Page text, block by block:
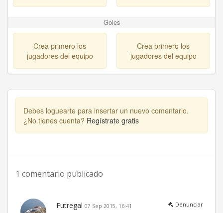
Goles
Crea primero los
jugadores del equipo
Crea primero los
jugadores del equipo
Debes loguearte para insertar un nuevo comentario.
¿No tienes cuenta? Regístrate gratis
1 comentario publicado
Futregal 07 Sep 2015, 16:41 Denunciar